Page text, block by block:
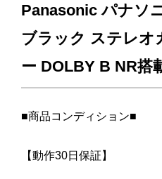
Panasonic パナソ
ブラック ステレオ
ー DOLBY B NR搭
■商品コンディション■
【動作30日保証】